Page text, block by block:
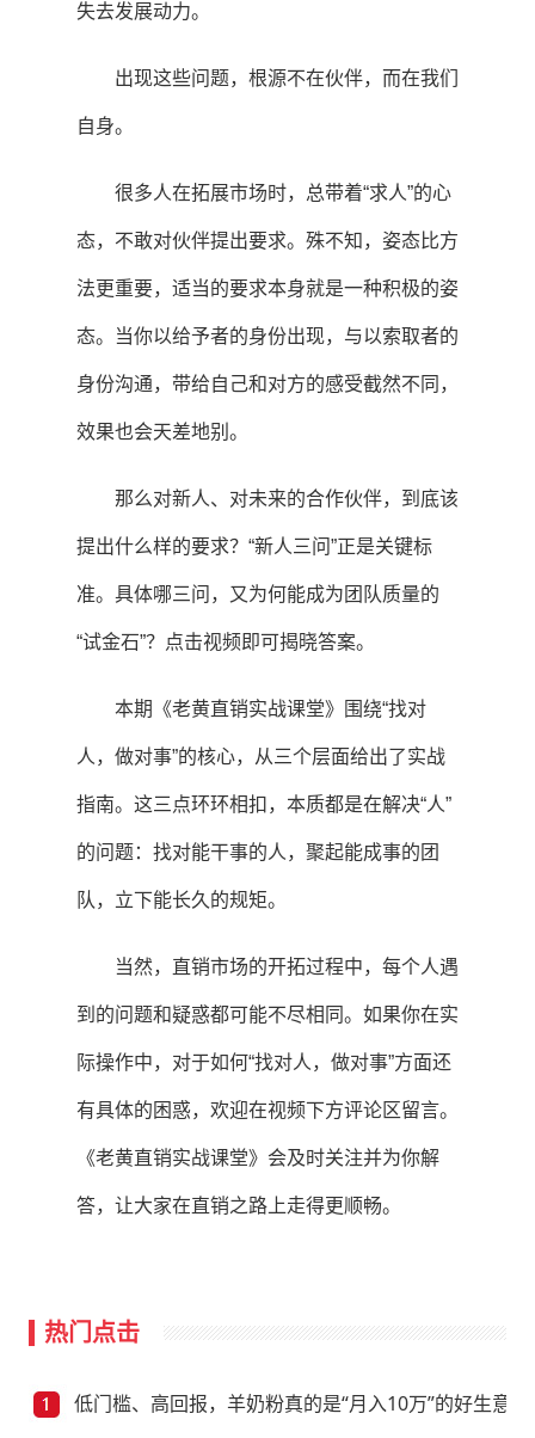
失去发展动力。
出现这些问题，根源不在伙伴，而在我们
自身。
很多人在拓展市场时，总带着“求人”的心
态，不敢对伙伴提出要求。殊不知，姿态比方
法更重要，适当的要求本身就是一种积极的姿
态。当你以给予者的身份出现，与以索取者的
身份沟通，带给自己和对方的感受截然不同，
效果也会天差地别。
那么对新人、对未来的合作伙伴，到底该
提出什么样的要求？“新人三问”正是关键标
准。具体哪三问，又为何能成为团队质量的
“试金石”？点击视频即可揭晓答案。
本期《老黄直销实战课堂》围绕“找对
人，做对事”的核心，从三个层面给出了实战
指南。这三点环环相扣，本质都是在解决“人”
的问题：找对能干事的人，聚起能成事的团
队，立下能长久的规矩。
当然，直销市场的开拓过程中，每个人遇
到的问题和疑惑都可能不尽相同。如果你在实
际操作中，对于如何“找对人，做对事”方面还
有具体的困惑，欢迎在视频下方评论区留言。
《老黄直销实战课堂》会及时关注并为你解
答，让大家在直销之路上走得更顺畅。
热门点击
低门槛、高回报，羊奶粉真的是“月入10万”的好生意？